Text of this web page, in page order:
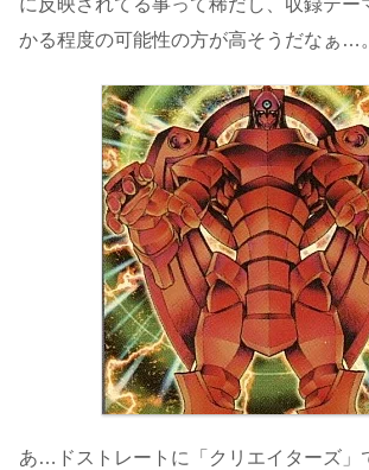
に反映されてる事って稀だし、収録テー
かる程度の可能性の方が高そうだなぁ…。
あ…ドストレートに「クリエイターズ」